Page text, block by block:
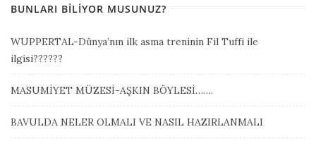
BUNLARI BILIYOR MUSUNUZ?
WUPPERTAL-Dünya’nın ilk asma treninin Fil Tuffi ile
ilgisi??????
MASUMİYET MÜZESİ-AŞKIN BÖYLESİ…….
BAVULDA NELER OLMALI VE NASIL HAZIRLANMALI